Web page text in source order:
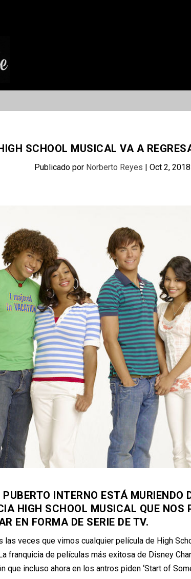
SCHOOL MUSICAL VA A
Publicado por Norberto Reyes | Oct 2, 2018
PUBERTO INTERNO ESTÁ MURIENDO
HIGH SCHOOL MUSICAL QUE NOS
EN FORMA DE SERIE DE TV.
las veces que vimos cualquier pel ícula de High
franquicia de pel ículas más exitosa de Disney
que incluso ahora en los antros piden‘Start of